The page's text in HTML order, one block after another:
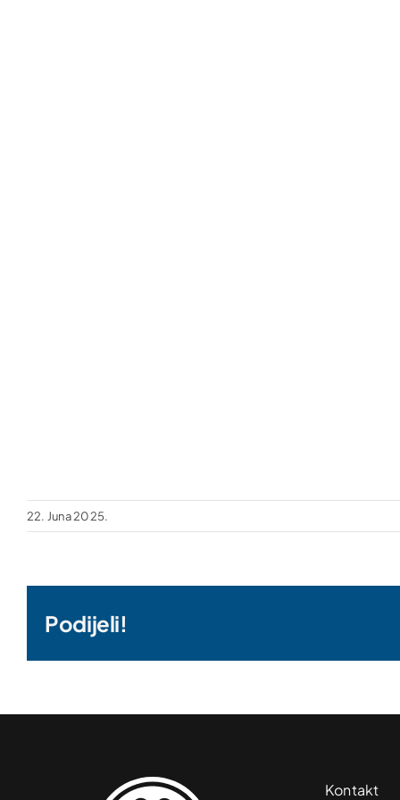
22. Juna 2025.
Podijeli!
Kontakt